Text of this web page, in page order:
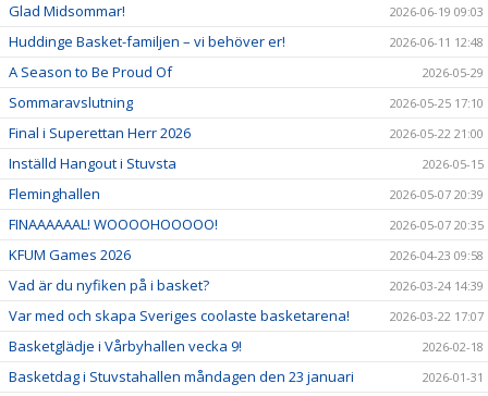
Glad Midsommar! 2026-06-19 09:03
Huddinge Basket-familjen – vi behöver er! 2026-06-11 12:48
A Season to Be Proud Of 2026-05-29
Sommaravslutning 2026-05-25 17:10
Final i Superettan Herr 2026 2026-05-22 21:00
Inställd Hangout i Stuvsta 2026-05-15
Fleminghallen 2026-05-07 20:39
FINAAAAAAL! WOOOOHOOOOO! 2026-05-07 20:35
KFUM Games 2026 2026-04-23 09:58
Vad är du nyfiken på i basket? 2026-03-24 14:39
Var med och skapa Sveriges coolaste basketarena! 2026-03-22 17:07
Basketglädje i Vårbyhallen vecka 9! 2026-02-18
Basketdag i Stuvstahallen måndagen den 23 januari 2026-01-31